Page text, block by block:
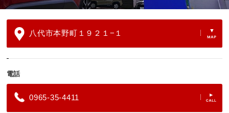
八代市本野町１９２１−１
電話
0965-35-4411